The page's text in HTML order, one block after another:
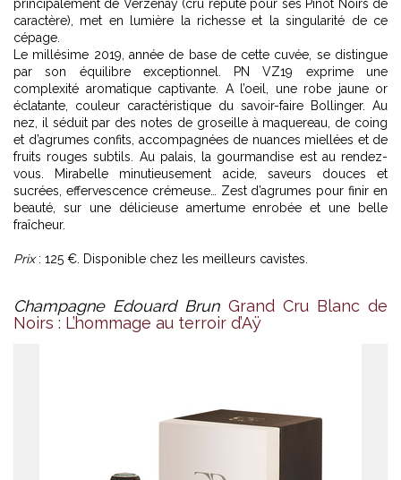
principalement de Verzenay (cru réputé pour ses Pinot Noirs de
caractère), met en lumière la richesse et la singularité de ce
cépage.
Le millésime 2019, année de base de cette cuvée, se distingue
par son équilibre exceptionnel. PN VZ19 exprime une
complexité aromatique captivante. A l’oeil, une robe jaune or
éclatante, couleur caractéristique du savoir-faire Bollinger. Au
nez, il séduit par des notes de groseille à maquereau, de coing
et d’agrumes confits, accompagnées de nuances miellées et de
fruits rouges subtils. Au palais, la gourmandise est au rendez-
vous. Mirabelle minutieusement acide, saveurs douces et
sucrées, effervescence crémeuse… Zest d’agrumes pour finir en
beauté, sur une délicieuse amertume enrobée et une belle
fraîcheur.
Prix: 125 €. Disponible chez les meilleurs cavistes.
Champagne Edouard BrunGrand Cru Blanc de
Noirs : L’hommage au terroir d’Aÿ